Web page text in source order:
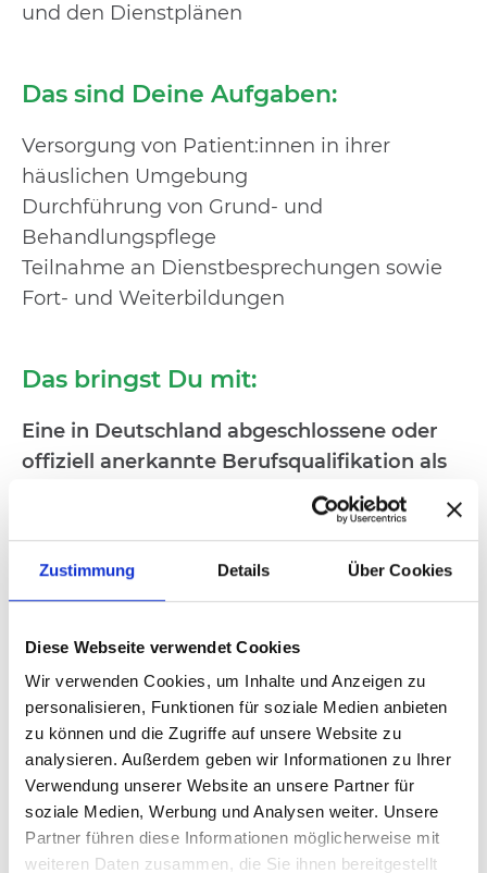
Zustimmung Details Über Cookies
Diese Webseite verwendet Cookies
Wir verwenden Cookies, um Inhalte und Anzeigen zu
personalisieren, Funktionen für soziale Medien anbieten
zu können und die Zugriffe auf unsere Website zu
analysieren. Außerdem geben wir Informationen zu Ihrer
Verwendung unserer Website an unsere Partner für
soziale Medien, Werbung und Analysen weiter. Unsere
Partner führen diese Informationen möglicherweise mit
weiteren Daten zusammen, die Sie ihnen bereitgestellt
und den Dienstplänen
Das sind Deine Aufgaben:
Versorgung von Patient:innen in ihrer
häuslichen Umgebung
Durchführung von Grund- und
Behandlungspflege
Teilnahme an Dienstbesprechungen sowie
Fort- und Weiterbildungen
Das bringst Du mit:
Eine in Deutschland abgeschlossene oder
offiziell anerkannte Berufsqualifikation als
Gesundheits- und
oder als
Motivierte, freundliche und offene
Zuverlässigkeit, Flexibilität und selbständige
Arbeitsweise
Führerschein Klasse Bzwingend notwendig
Ausgeprägte Sozialkompetenz sowie
emotionale und kommunikative Kompetenz
Vorteile einer Direktvermittlung: